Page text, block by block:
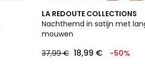
LA REDOUTE COLLECTIONS
Nachthemd in satijn met
mouwen
37,99 € 18,99 € -50%
4,6
/ 5